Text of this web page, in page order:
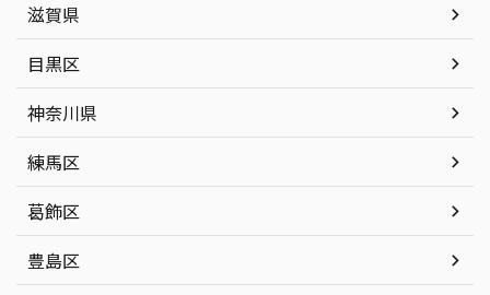
滋賀県
目黒区
神奈川県
練馬区
葛飾区
豊島区